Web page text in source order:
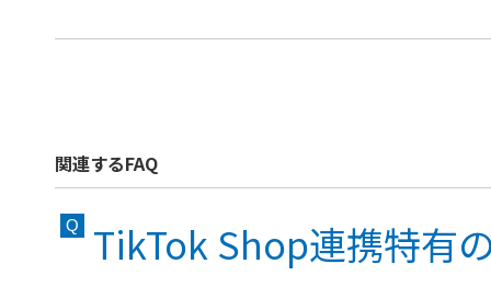
関連するFAQ
TikTok Shop連携特有